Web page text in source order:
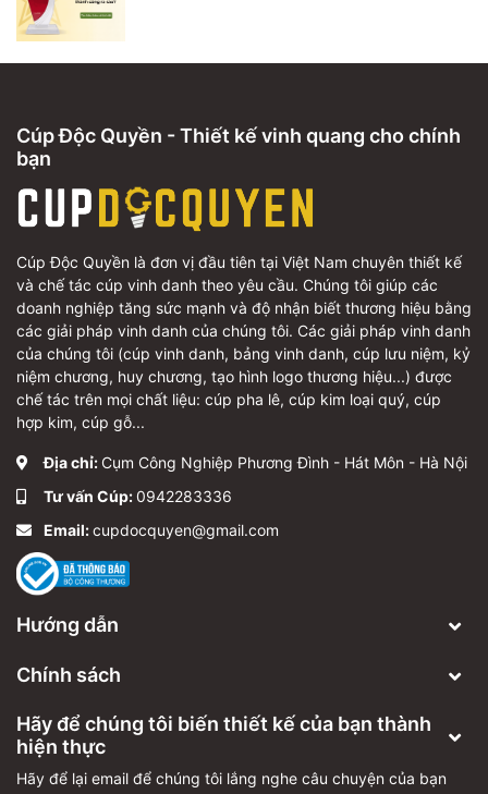
Cúp Độc Quyền - Thiết kế vinh quang cho chính
bạn
Cúp Độc Quyền là đơn vị đầu tiên tại Việt Nam chuyên thiết kế
và chế tác cúp vinh danh theo yêu cầu. Chúng tôi giúp các
doanh nghiệp tăng sức mạnh và độ nhận biết thương hiệu bằng
các giải pháp vinh danh của chúng tôi. Các giải pháp vinh danh
của chúng tôi (cúp vinh danh, bảng vinh danh, cúp lưu niệm, kỷ
niệm chương, huy chương, tạo hình logo thương hiệu...) được
chế tác trên mọi chất liệu: cúp pha lê, cúp kim loại quý, cúp
hợp kim, cúp gỗ...
Địa chỉ: Cụm Công Nghiệp Phương Đình - Hát Môn - Hà Nội
Tư vấn Cúp:0942283336
Email:cupdocquyen@gmail.com
Hướng dẫn
Chính sách
Hãy để chúng tôi biến thiết kế của bạn thành
hiện thực
Hãy để lại email để chúng tôi lắng nghe câu chuyện của bạn